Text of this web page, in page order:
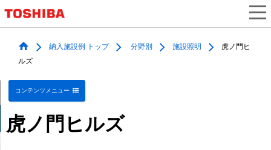
納入施設例 トップ 分野別 施設照明
虎ノ門ヒ
ルズ
コンテンツメニュー
虎ノ門ヒルズ